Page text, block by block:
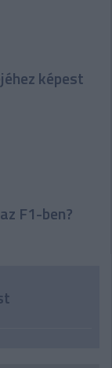
képest
F1-ben?